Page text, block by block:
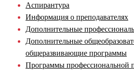
Аспирантура
Информация о преподавателях
Дополнительные
Дополнительные
общеразвивающие программы
Программы профессиональной